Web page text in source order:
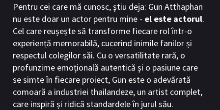
Pentru cei care mă cunosc, știu deja: Gun Atthaphan
nu este doar un actor pentru mine - el este actorul.
Cel care reușește să transforme fiecare rol într-o
experiență memorabilă, cucerind inimile fanilor și
respectul colegilor săi. Cu o versatilitate rară, o
profunzime emoțională autentică și o pasiune care
se simte în fiecare proiect, Gun este o adevărată
comoară a industriei thailandeze, un artist complet,
care inspiră și ridică standardele în jurul său.